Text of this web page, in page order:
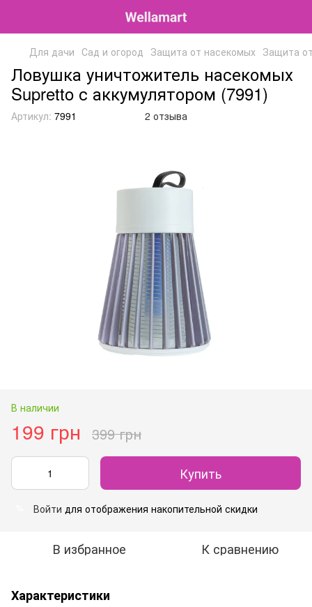
Для дачи Сад и огород Защита от насекомых Защита
Ловушка уничтожитель насекомых
Supretto с аккумулятором (7991)
Артикул: 7991 2 отзыва
В наличии
199 грн 399 грн
Купить
Войти для отображения накопительной скидки
В избранное К сравнению
Характеристики